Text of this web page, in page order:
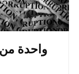
واحدة من